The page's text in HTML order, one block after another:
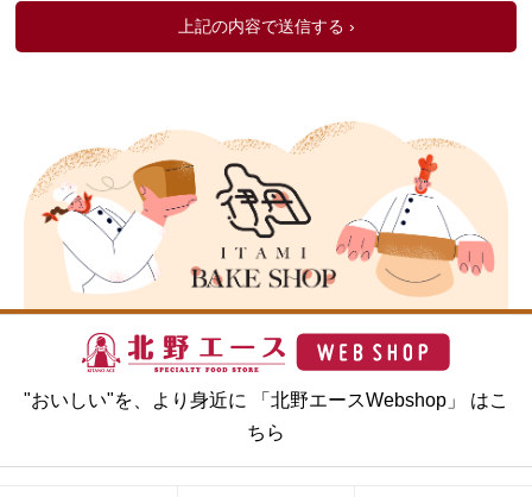
"おいしい"を、より身近に 「北野エースWebshop」 はこ
ちら